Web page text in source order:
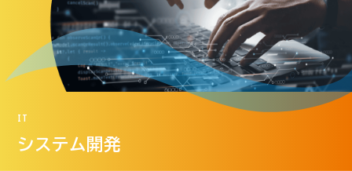
IT
システム開発